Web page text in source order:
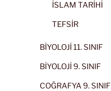
İSLAM TARİHİ
TEFSİR
BİYOLOJİ 11. SINIF
BİYOLOJİ 9. SINIF
COĞRAFYA 9. SINIF